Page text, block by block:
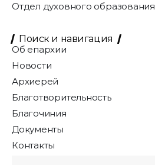
Отдел духовного образования
Поиск и навигация
Об епархии
Новости
Архиерей
Благотворительность
Благочиния
Документы
Контакты